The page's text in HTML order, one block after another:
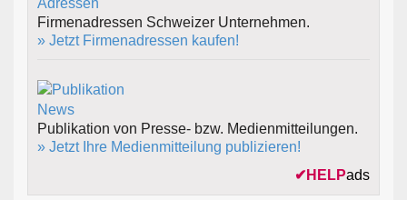
Firmenadressen Schweizer Unternehmen.
» Jetzt Firmenadressen kaufen!
Publikation von Presse- bzw. Medienmitteilungen.
» Jetzt Ihre Medienmitteilung publizieren!
✔ HELPads